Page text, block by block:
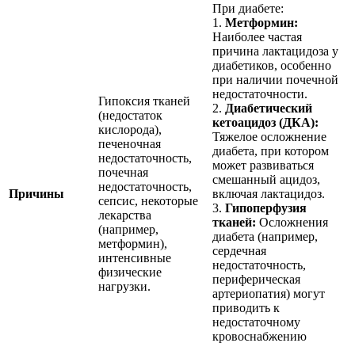
Причины
Гипоксия тканей
(недостаток
кислорода),
печеночная
недостаточность,
почечная
недостаточность,
сепсис, некоторые
лекарства
(например,
метформин),
интенсивные
физические
нагрузки.
При диабете:
1. Метформин:
Наиболее частая
причина лактацидоза у
диабетиков, особенно
при наличии почечной
недостаточности.
2. Диабетический
кетоацидоз (ДКА):
Тяжелое осложнение
диабета, при котором
может развиваться
смешанный ацидоз,
включая лактацидоз.
3. Гипоперфузия
тканей: Осложнения
диабета (например,
сердечная
недостаточность,
периферическая
артериопатия) могут
приводить к
недостаточному
кровоснабжению